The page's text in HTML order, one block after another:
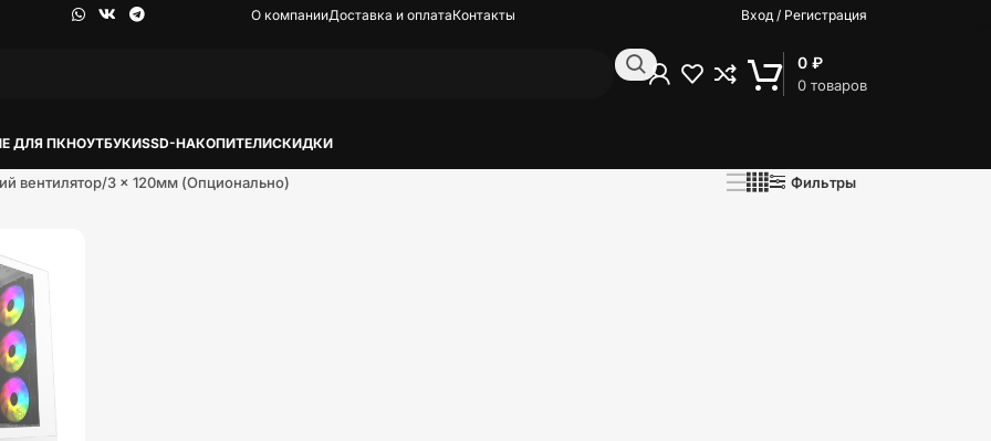
О компанииДоставка и оплатаКонтакты Вход / Регистрация
0 товаров
0 ₽
ДЛЯ ПКНОУТБУКИSSD-НАКОПИТЕЛИСКИДКИ
вентилятор 3 x 120мм (Опционально) Фильтры